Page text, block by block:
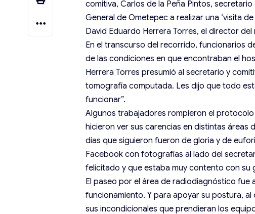
comitiva, Carlos de la Peña Pintos,
General de Ometepec a realizar una ‘visita
David Eduardo Herrera Torres, el director del
En el transcurso del recorrido, funcionarios
de las condiciones en que encontraban el
Herrera Torres presumió al secretario y
tomografía computada. Les dijo que todo
funcionar”.
Algunos trabajadores rompieron el
hicieron ver sus carencias en distintas áreas
días que siguieron fueron de gloria y de
Facebook con fotografías al lado del
felicitado y que estaba muy contento con su
El paseo por el área de radiodiagnóstico
funcionamiento. Y para apoyar su postura,
sus incondicionales que prendieran los